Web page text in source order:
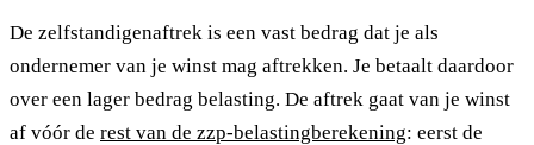
De zelfstandigenaftrek is een vast bedrag dat je als
ondernemer van je winst mag aftrekken. Je betaalt daardoor
over een lager bedrag belasting. De aftrek gaat van je winst
af vóór de rest van de zzp-belastingberekening: eerst de